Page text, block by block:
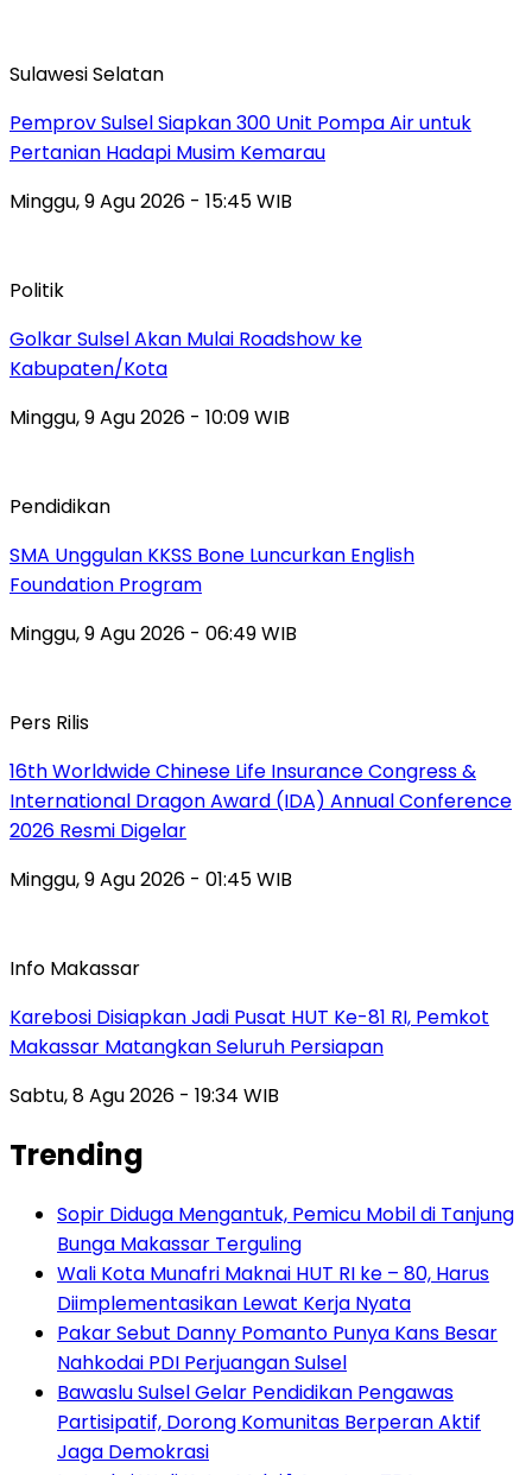
Sulawesi Selatan
Pemprov Sulsel Siapkan 300 Unit Pompa Air untuk
Pertanian Hadapi Musim Kemarau
Minggu, 9 Agu 2026 - 15:45 WIB
Politik
Golkar Sulsel Akan Mulai Roadshow ke
Kabupaten/Kota
Minggu, 9 Agu 2026 - 10:09 WIB
Pendidikan
SMA Unggulan KKSS Bone Luncurkan English
Foundation Program
Minggu, 9 Agu 2026 - 06:49 WIB
Pers Rilis
16th Worldwide Chinese Life Insurance Congress &
International Dragon Award (IDA) Annual Conference
2026 Resmi Digelar
Minggu, 9 Agu 2026 - 01:45 WIB
Info Makassar
Karebosi Disiapkan Jadi Pusat HUT Ke-81 RI, Pemkot
Makassar Matangkan Seluruh Persiapan
Sabtu, 8 Agu 2026 - 19:34 WIB
Trending
Sopir Diduga Mengantuk, Pemicu Mobil di Tanjung
Bunga Makassar Terguling
Wali Kota Munafri Maknai HUT RI ke – 80, Harus
Diimplementasikan Lewat Kerja Nyata
Pakar Sebut Danny Pomanto Punya Kans Besar
Nahkodai PDI Perjuangan Sulsel
Bawaslu Sulsel Gelar Pendidikan Pengawas
Partisipatif, Dorong Komunitas Berperan Aktif
Jaga Demokrasi